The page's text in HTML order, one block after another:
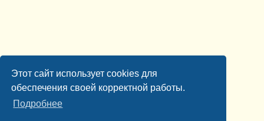
Этот сайт использует cookies для
обеспечения своей корректной работы.
Подробнее